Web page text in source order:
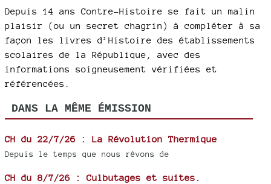
Depuis 14 ans Contre-Histoire se fait un malin
plaisir (ou un secret chagrin) à compléter à sa
façon les livres d’Histoire des établissements
scolaires de la République, avec des
informations soigneusement vérifiées et
référencées.
DANS LA MÊME ÉMISSION
CH du 22/7/26 : La Révolution Thermique
Depuis le temps que nous rêvons de
CH du 8/7/26 : Culbutages et suites.